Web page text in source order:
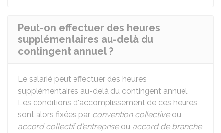
Peut-on effectuer des heures
supplémentaires au-delà du
contingent annuel ?
Le salarié peut effectuer des heures
supplémentaires au-delà du contingent annuel.
Les conditions d'accomplissement de ces heures
sont alors fixées par convention collectiveou
accord collectif d'entrepriseou accord de branche